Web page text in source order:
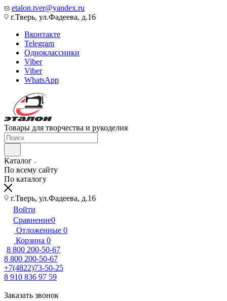
etalon.tver@yandex.ru
г.Тверь, ул.Фадеева, д.16
Вконтакте
Telegram
Одноклассники
Viber
Viber
WhatsApp
Товары для творчества и рукоделия
Каталог
По всему сайту
По каталогу
г.Тверь, ул.Фадеева, д.16
Войти
Сравнение0
Отложенные 0
Корзина 0
8 800 200-50-67
8 800 200-50-67
+7(4822)73-50-25
8 910 836 97 59
Заказать звонок